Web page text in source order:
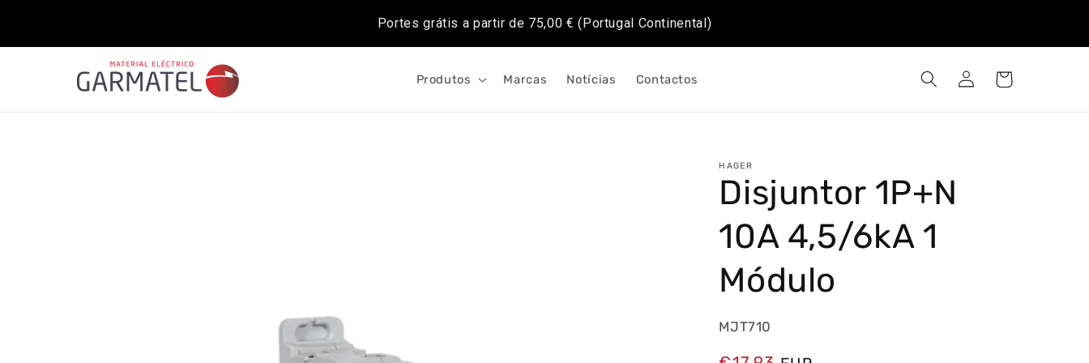
Portes grátis a partir de 75,00 € (Portugal Continental)
Produtos Marcas Notícias Contactos
Iniciar
sessão
Carrinho
HAGER
Disjuntor 1P+N
10A 4,5/6kA 1
Módulo
MJT710